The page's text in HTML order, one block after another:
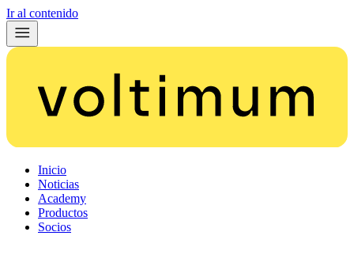
Ir al contenido
Inicio
Noticias
Academy
Productos
Socios